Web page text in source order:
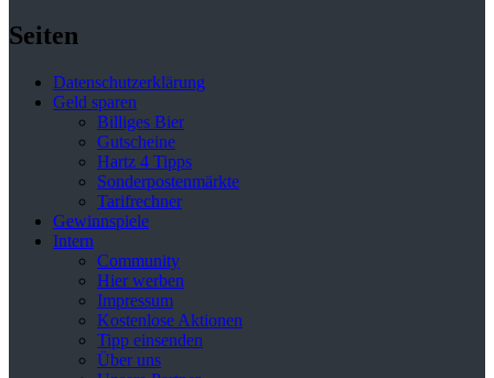
Seiten
Datenschutzerklärung
Geld sparen
Billiges Bier
Gutscheine
Hartz 4 Tipps
Sonderpostenmärkte
Tarifrechner
Gewinnspiele
Intern
Community
Hier werben
Impressum
Kostenlose Aktionen
Tipp einsenden
Über uns